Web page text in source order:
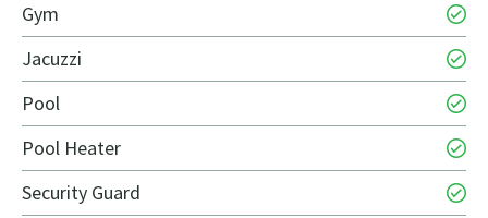
Gym
Jacuzzi
Pool
Pool Heater
Security Guard